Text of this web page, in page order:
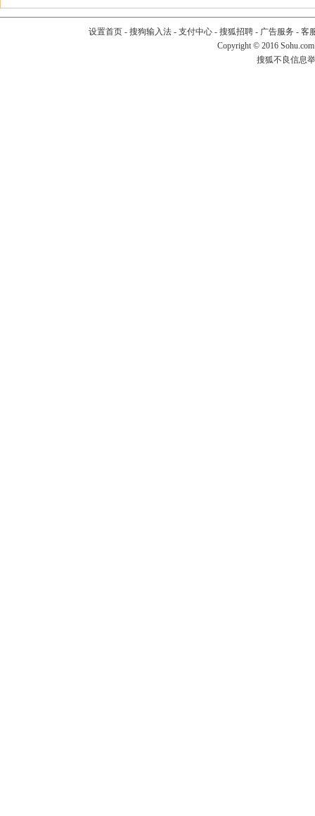
设置首页- 搜狗输入法- 支付中心- 搜狐招聘- 广告服务 - 客
Copyright © 2016
搜狐不良信息